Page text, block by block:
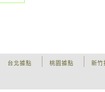
新竹
桃園據點
台北據點